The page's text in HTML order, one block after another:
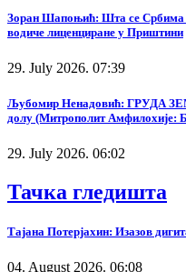
Зоран Шапоњић: Шта се Србима
водиче лиценциране у Приштини
29. July 2026. 07:39
Љубомир Ненадовић: ГРУДА
долу (Митрополит Амфилохије:
29. July 2026. 06:02
Тачка гледишта
Тајана Потерјахин: Изазов
04. August 2026. 06:08